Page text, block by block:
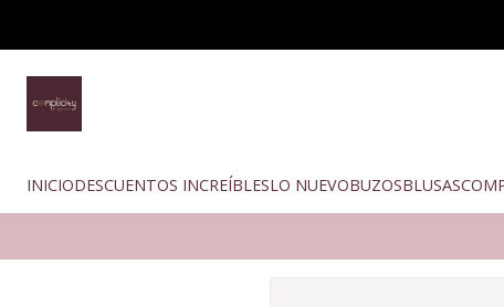
INICIODESCUENTOS INCREÍBLESLO NUEVOBUZOSBLUSAS
Faldas Largas